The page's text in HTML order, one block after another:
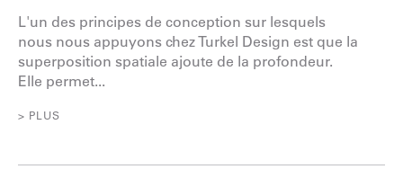
L'un des principes de conception sur lesquels
nous nous appuyons chez Turkel Design est que la
superposition spatiale ajoute de la profondeur.
Elle permet...
> PLUS